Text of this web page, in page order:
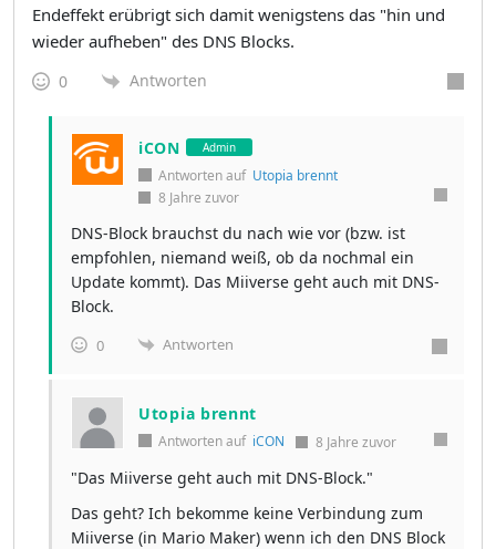
Endeffekt erübrigt sich damit wenigstens das "hin und
wieder aufheben" des DNS Blocks.
0 Antworten
iCON Admin
Antworten auf Utopia brennt
8 Jahre zuvor
DNS-Block brauchst du nach wie vor (bzw. ist
empfohlen, niemand weiß, ob da nochmal ein
Update kommt). Das Miiverse geht auch mit DNS-
Block.
0 Antworten
Utopia brennt
Antworten auf iCON 8 Jahre zuvor
"Das Miiverse geht auch mit DNS-Block."
Das geht? Ich bekomme keine Verbindung zum
Miiverse (in Mario Maker) wenn ich den DNS Block